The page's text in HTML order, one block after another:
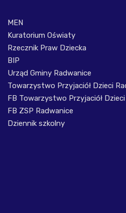
MEN
Kuratorium Oświaty
Rzecznik Praw Dziecka
BIP
Urząd Gminy Radwanice
Towarzystwo Przyjaciół Dzieci
FB Towarzystwo Przyjaciół
FB ZSP Radwanice
Dziennik szkolny